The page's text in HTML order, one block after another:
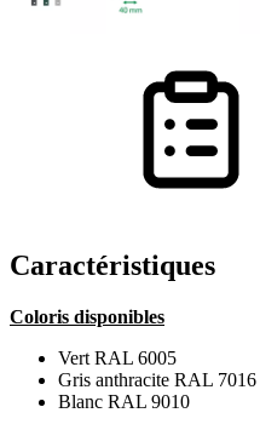
Caractéristiques
Coloris disponibles
Vert RAL 6005
Gris anthracite RAL 7016
Blanc RAL 9010